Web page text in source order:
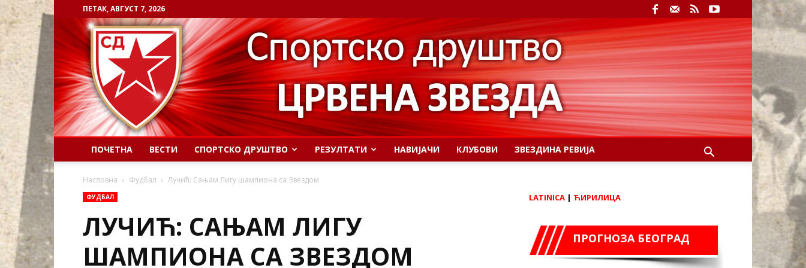
ПЕТАК, АВГУСТ 7, 2026
ПОЧЕТНА ВЕСТИ СПОРТСКО ДРУШТВО РЕЗУЛТАТИ НАВИЈАЧИ КЛУБОВИ ЗВЕЗДИНА РЕВИЈА
Насловна Фудбал Лучић: Сањам Лигу шампиона са Звездом
ФУДБАЛ
ЛУЧИЋ: САЊАМ ЛИГУ
ШАМПИОНА СА ЗВЕЗДОМ
LATINICA | ЋИРИЛИЦА
ПРОГНОЗА БЕОГРАД